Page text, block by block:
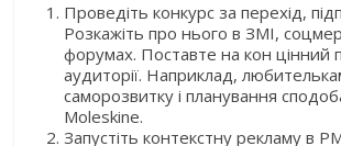
Проведіть конкурс за перехід,
Розкажіть про нього в ЗМІ,
форумах. Поставте на кон цінний
аудиторії. Наприклад,
саморозвитку і планування
Moleskine.
Запустіть контекстну рекламу в